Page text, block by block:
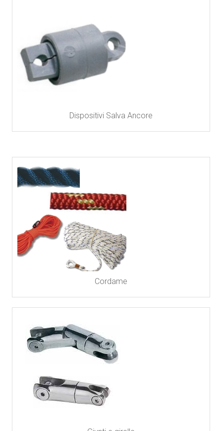
Dispositivi Salva Ancore
Cordame